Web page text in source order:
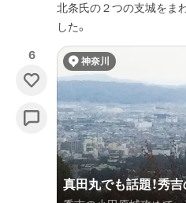
北条氏の２つの支城をま
した。
6 神奈川
真田丸でも話題！秀